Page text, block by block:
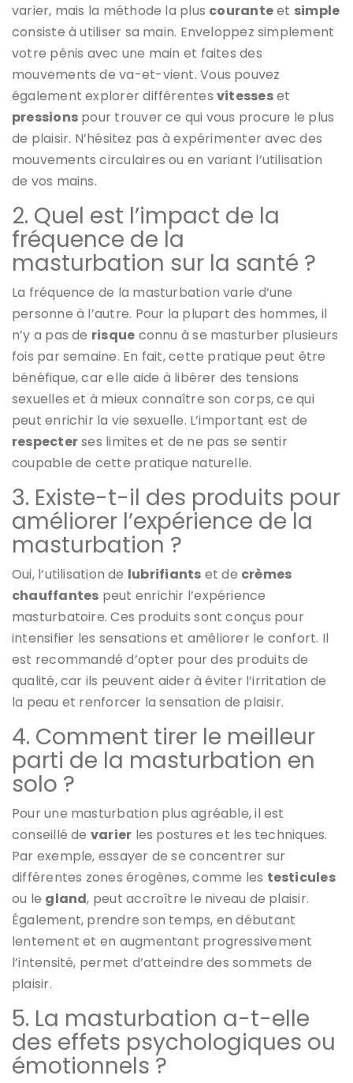
varier, mais la méthode la plus couranteet simple
consiste à utiliser sa main. Enveloppez simplement
votre pénis avec une main et faites des
mouvements de va-et-vient. Vous pouvez
également explorer différentes vitesseset
pressions pour trouver ce qui vous procure le plus
de plaisir. N’hésitez pas à expérimenter avec des
mouvements circulaires ou en variant l’utilisation
de vos mains.
2. Quel est l’impact de la
fréquence de la
masturbation sur la santé ?
La fréquence de la masturbation varie d’une
personne à l’autre. Pour la plupart des hommes, il
n’y a pas de risque connu à se masturber plusieurs
fois par semaine. En fait, cette pratique peut être
bénéfique, car elle aide à libérer des tensions
sexuelles et à mieux connaître son corps, ce qui
peut enrichir la vie sexuelle. L’important est de
respecterses limites et de ne pas se sentir
coupable de cette pratique naturelle.
3. Existe-t-il des produits pour
améliorer l’expérience de la
masturbation ?
Oui, l’utilisation de lubrifiants et de crèmes
chauffantes peut enrichir l’expérience
masturbatoire. Ces produits sont conçus pour
intensifier les sensations et améliorer le confort. Il
est recommandé d’opter pour des produits de
qualité, car ils peuvent aider à éviter l’irritation de
la peau et renforcer la sensation de plaisir.
4. Comment tirer le meilleur
parti de la masturbation en
solo ?
Pour une masturbation plus agréable, il est
conseillé de varier les postures et les techniques.
Par exemple, essayer de se concentrer sur
différentes zones érogènes, comme les testicules
ou le gland, peut accroître le niveau de plaisir.
Également, prendre son temps, en débutant
lentement et en augmentant progressivement
l’intensité, permet d’atteindre des sommets de
plaisir.
5. La masturbation a-t-elle
des effets psychologiques ou
émotionnels ?